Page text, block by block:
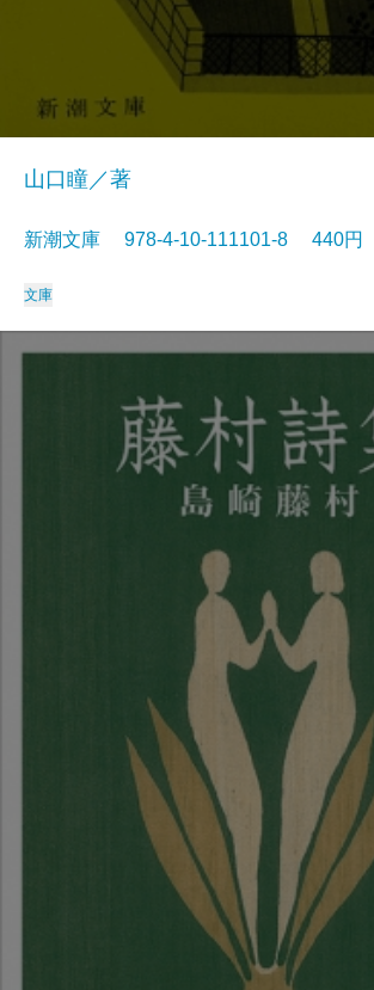
山口瞳／著
新潮文庫 978-4-10-111101-8 440円
文庫